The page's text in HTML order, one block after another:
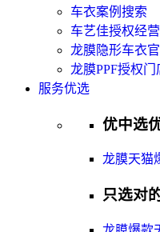
车衣案例搜索
车艺佳授权经营
龙膜隐形车衣
龙膜PPF授权
服务优选
优中选
龙膜天猫
只选对